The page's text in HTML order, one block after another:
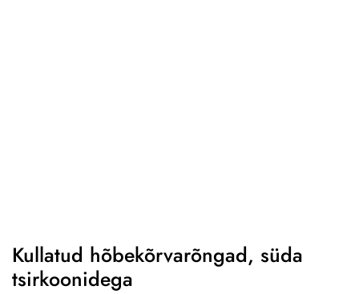
Kullatud hõbekõrvarõngad, süda
tsirkoonidega